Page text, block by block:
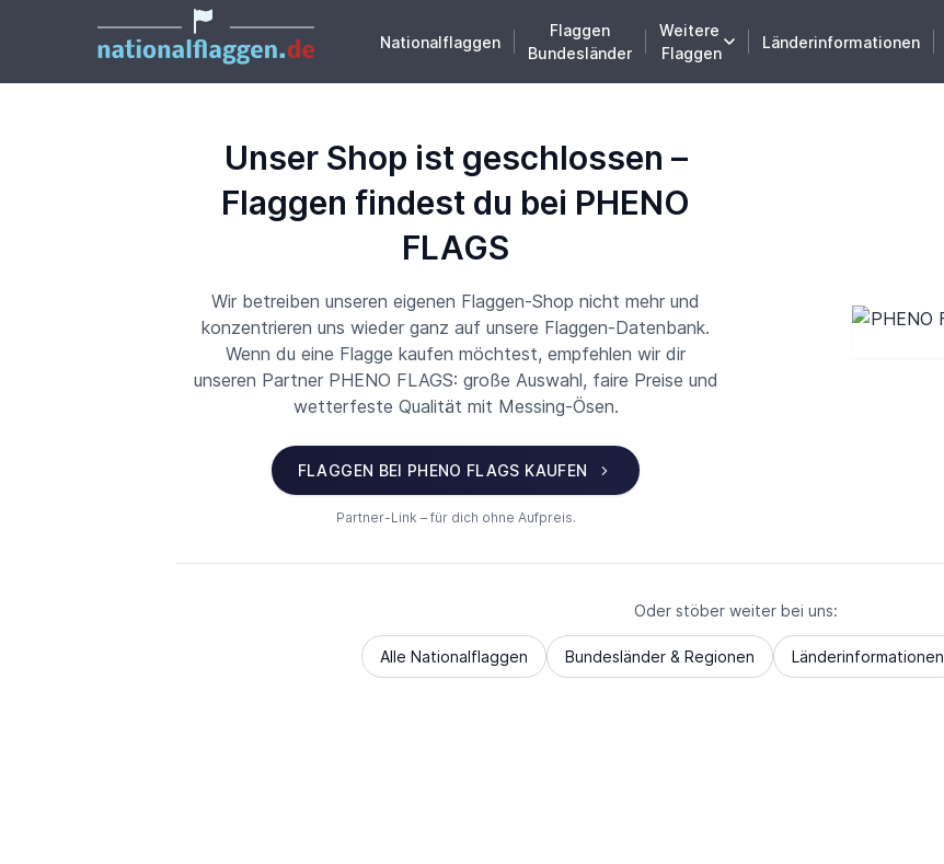
Nationalflaggen
Flaggen
Bundesländer
Weitere
Flaggen
Länderinformationen
Unser Shop ist geschlossen –
Flaggen findest du bei PHENO
FLAGS
Wir betreiben unseren eigenen Flaggen-Shop nicht mehr und
konzentrieren uns wieder ganz auf unsere Flaggen-Datenbank.
Wenn du eine Flagge kaufen möchtest, empfehlen wir dir
unseren Partner PHENO FLAGS: große Auswahl, faire Preise und
wetterfeste Qualität mit Messing-Ösen.
FLAGGEN BEI PHENO FLAGS KAUFEN
Partner-Link – für dich ohne Aufpreis.
Oder stöber weiter bei uns:
Alle Nationalflaggen Bundesländer & Regionen Länderinformationen